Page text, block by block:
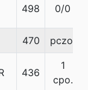
498 0/0
470 pczo.
436
1
cpo.